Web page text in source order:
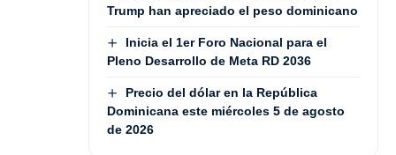
Trump han apreciado el peso dominicano
Inicia el 1er Foro Nacional para el
Pleno Desarrollo de Meta RD 2036
Precio del dólar en la República
Dominicana este miércoles 5 de agosto
de 2026